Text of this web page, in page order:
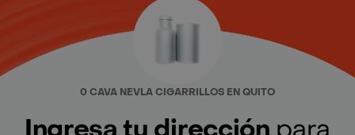
0 CAVA NEVLA CIGARRILLOS EN QUITO